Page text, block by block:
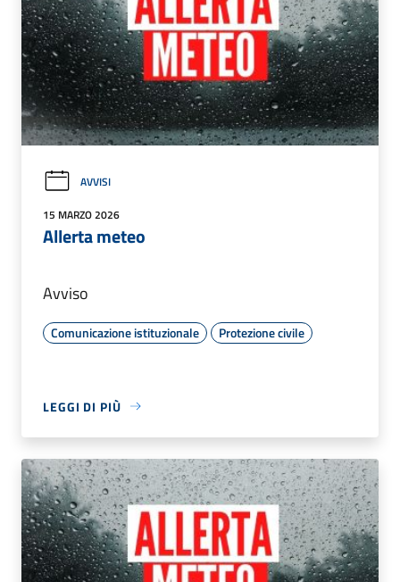
AVVISI
15 MARZO 2026
Allerta meteo
Avviso
Comunicazione istituzionale Protezione civile
LEGGI DI PIÙ